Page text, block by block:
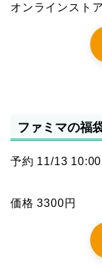
オンラインスト
ファミマの福
予約 11/13 10:00
価格 3300円